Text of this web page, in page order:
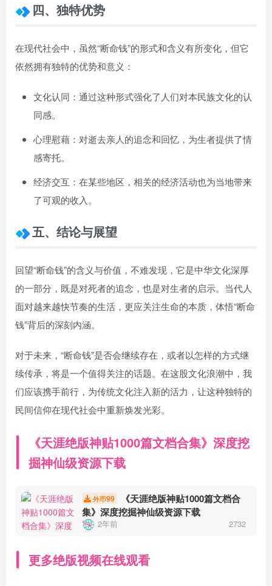
四、独特优势
在现代社会中，虽然“断命钱”的形式和含义有所变化，但它
依然拥有独特的优势和意义：
文化认同：通过这种形式强化了人们对本民族文化的认
同感。
心理慰藉：对逝去亲人的追念和回忆，为生者提供了情
感寄托。
经济交互：在某些地区，相关的经济活动也为当地带来
了可观的收入。
五、结论与展望
回望“断命钱”的含义与价值，不难发现，它是中华文化深厚
的一部分，既是对死者的追念，也是对生者的启示。当代人
面对越来越快节奏的生活，更应关注生命的本质，体悟“断命
钱”背后的深刻内涵。
对于未来，“断命钱”是否会继续存在，或者以怎样的方式继
续传承，将是一个值得关注的话题。在这股文化浪潮中，我
们应该携手前行，为传统文化注入新的活力，让这种独特的
民间信仰在现代社会中重新焕发光彩。
《天涯绝版神贴1000篇文档合集》深度挖
掘神仙级资源下载
外币99
《天涯绝版神贴1000篇文档合
集》深度挖掘神仙级资源下载
2年前 2732
更多绝版视频在线观看